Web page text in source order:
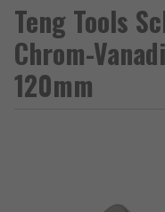
Teng Tools
Chrom-
120mm